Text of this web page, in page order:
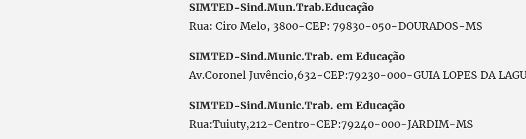
SIMTED-Sind.Mun.Trab.Educação
Rua: Ciro Melo, 3800-CEP: 79830-050-DOURADOS-MS
SIMTED-Sind.Munic.Trab. em Educação
Av.Coronel Juvêncio,632-CEP:79230-000-GUIA LOPES DA
SIMTED-Sind.Munic.Trab. em Educação
Rua:Tuiuty,212-Centro-CEP:79240-000-JARDIM-MS